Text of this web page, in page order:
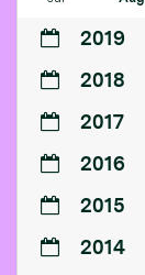
2019
2018
2017
2016
2015
2014